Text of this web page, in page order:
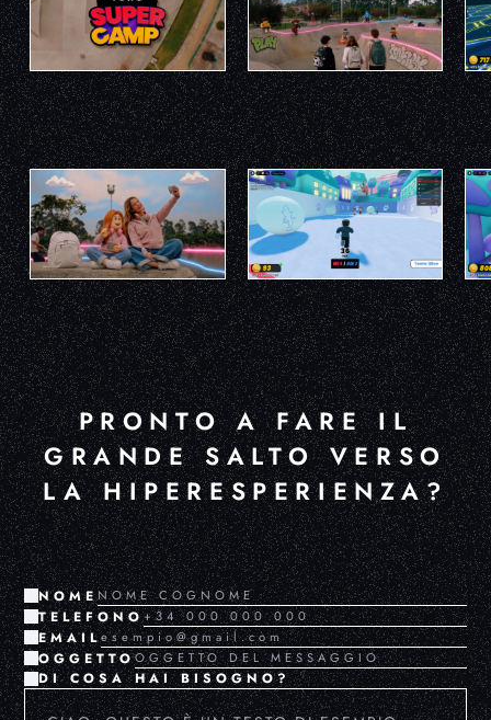
PRONTO A FARE IL
GRANDE SALTO VERSO
LA HIPERESPERIENZA?
NOME
TELEFONO
EMAIL
OGGETTO
DI COSA HAI BISOGNO?